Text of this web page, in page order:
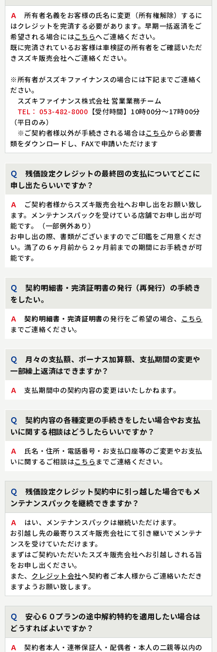
Ａ
所有者名義をお客様の氏名に変更（所有権解除）するに
はクレジットを完済する必要があります。早期一括返済をご
希望される場合にはこちらへご連絡ください。
既に完済されているお客様は車検証の所有者をご確認いただ
きスズキ販売会社へご連絡ください。
※所有者がスズキファイナンスの場合には下記までご連絡く
ださい。
スズキファイナンス株式会社 営業業務チーム
TEL： 053-482-8000 【受付時間】10時00分～17時00分
（平日のみ）
※ご契約者様以外が手続きされる場合はこちらから必要書
類をダウンロードし、FAXで申請いただけます
Ｑ
残価設定クレジットの最終回の支払についてどこに
申し出たらいいですか？
Ａ
ご契約者様からスズキ販売会社へお申し出をお願い致し
ます。メンテナンスパックを受けている店舗でお申し出が可
能です。（一部例外あり）
お申し出の際、書類がございますのでご印鑑をご用意くださ
い。満了の６ヶ月前から２ヶ月前までの期間にお手続きが可
能です。
Ｑ
契約明細書・完済証明書の発行（再発行）の手続き
をしたい。
Ａ 契約明細書・完済証明書の発行をご希望の場合、 こちら
までご連絡ください。
Ｑ
月々の支払額、ボーナス加算額、支払期間の変更や
一部繰上返済はできますか？
Ａ 支払期間中の契約内容の変更はいたしかねます。
Ｑ
契約内容の各種変更の手続きをしたい場合やお支払
いに関する相談はどうしたらいいですか？
Ａ
氏名・住所・電話番号・お支払口座等のご変更やお支払
いに関するご相談はこちら までご連絡ください。
Ｑ
残価設定クレジット契約中に引っ越した場合でもメ
ンテナンスパックを継続できますか？
Ａ
はい、メンテナンスパックは継続いただけます。
お引越し先の最寄りスズキ販売会社にて引き継いでメンテナ
ンスを受けていただけます。
まずはご契約いただいたスズキ販売会社へお引越しされる旨
をお申し出ください。
また、 クレジット会社へ契約者ご本人様からご連絡いただき
ますようお願い致します。
Ｑ
安心６０プランの途中解約特約を適用したい場合は
どうすればよいですか？
Ａ
契約者本人・連帯保証人・配偶者・本人の二親等以内の